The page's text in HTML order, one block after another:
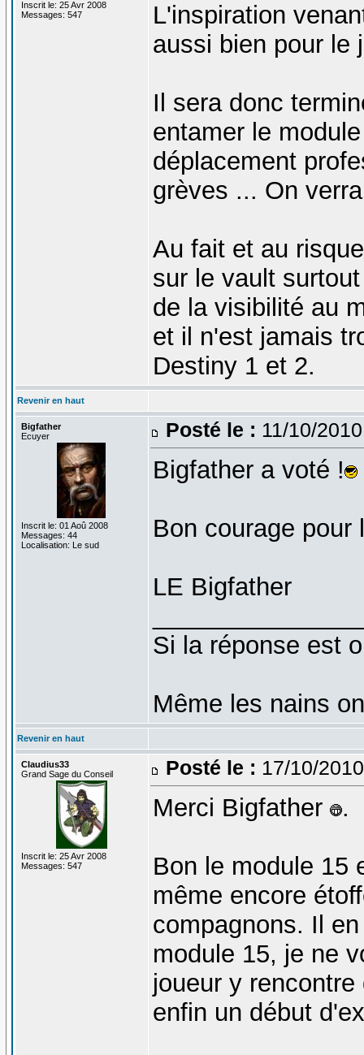
Inscrit le: 25 Avr 2008
Messages: 547
L'inspiration
aussi bien pour le
Il sera donc
entamer le
déplacement
grèves ... On
Au fait et au
sur le vault
de la visibilité au
et il n'est jamais
Destiny 1 et 2.
Revenir en haut
Bigfather
Ecuyer
Inscrit le: 01 Aoû 2008
Messages: 44
Localisation: Le sud
Posté le : 11/10/
Bigfather a voté !
Bon courage pour
LE Bigfather
Si la réponse est
Même les nains
Revenir en haut
Claudius33
Grand Sage du Conseil
Inscrit le: 25 Avr 2008
Messages: 547
Posté le : 17/10/
Merci Bigfather .
Bon le module 15
même encore
compagnons. Il
module 15, je ne
joueur y
enfin un début